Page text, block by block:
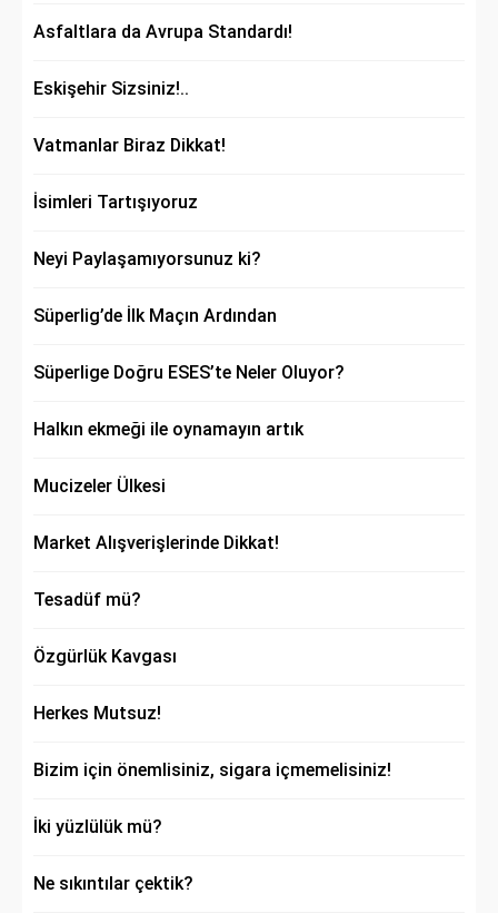
Asfaltlara da Avrupa Standardı!
Eskişehir Sizsiniz!..
Vatmanlar Biraz Dikkat!
İsimleri Tartışıyoruz
Neyi Paylaşamıyorsunuz ki?
Süperlig’de İlk Maçın Ardından
Süperlige Doğru ESES’te Neler Oluyor?
Halkın ekmeği ile oynamayın artık
Mucizeler Ülkesi
Market Alışverişlerinde Dikkat!
Tesadüf mü?
Özgürlük Kavgası
Herkes Mutsuz!
Bizim için önemlisiniz, sigara içmemelisiniz!
İki yüzlülük mü?
Ne sıkıntılar çektik?